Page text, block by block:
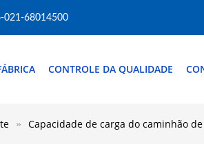
021-68014500
CONTROLE DA QUALIDADE
Capacidade de carga do caminhão